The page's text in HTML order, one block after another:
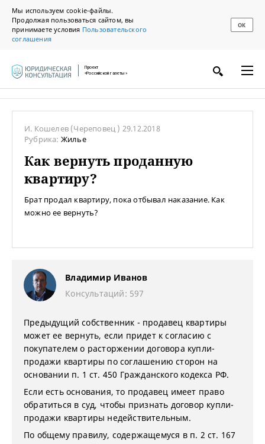
Мы используем cookie-файлы.
Продолжая пользоваться сайтом, вы
принимаете условия Пользовательского
соглашения
ОК
Проект
«Российской газеты»
И. Кошелев (Череповец ) 29.12.2018
Рубрика: Жилье
Как вернуть проданную
квартиру?
Брат продал квартиру, пока отбывал наказание. Как
можно ее вернуть?
Владимир Иванов
Консультаций: 597
Предыдущий собственник - продавец квартиры
может ее вернуть, если придет к согласию с
покупателем о расторжении договора купли-
продажи квартиры по соглашению сторон на
основании п. 1 ст. 450 Гражданского кодекса РФ.
Если есть основания, то продавец имеет право
обратиться в суд, чтобы признать договор купли-
продажи квартиры недействительным.
По общему правилу, содержащемуся в п. 2 ст. 167